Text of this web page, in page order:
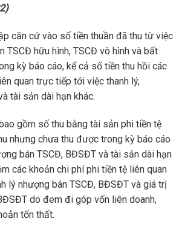
căn cứ vào số tiền thuần đã thu từ việc
TSCĐ hữu hình, TSCĐ vô hình và bất
kỳ báo cáo, kể cả số tiền thu hồi các
quan trực tiếp tới việc thanh lý,
tài sản dài hạn khác.
gồm số thu bằng tài sản phi tiền tệ
nhưng chưa thu được trong kỳ báo cáo
bán TSCĐ, BĐSĐT và tài sản dài hạn
các khoản chi phí phi tiền tệ liên quan
lý nhượng bán TSCĐ, BĐSĐT và giá trị
do đem đi góp vốn liên doanh,
tổn thất.